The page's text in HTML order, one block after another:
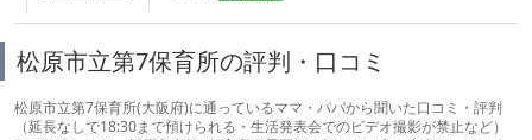
松原市立第7保育所の評判・口コミ
松原市立第7保育所(大阪府)に通っているママ・パパから聞いた口コミ・評判
（延長なしで18:30まで預けられる・生活発表会でのビデオ撮影が禁止など）